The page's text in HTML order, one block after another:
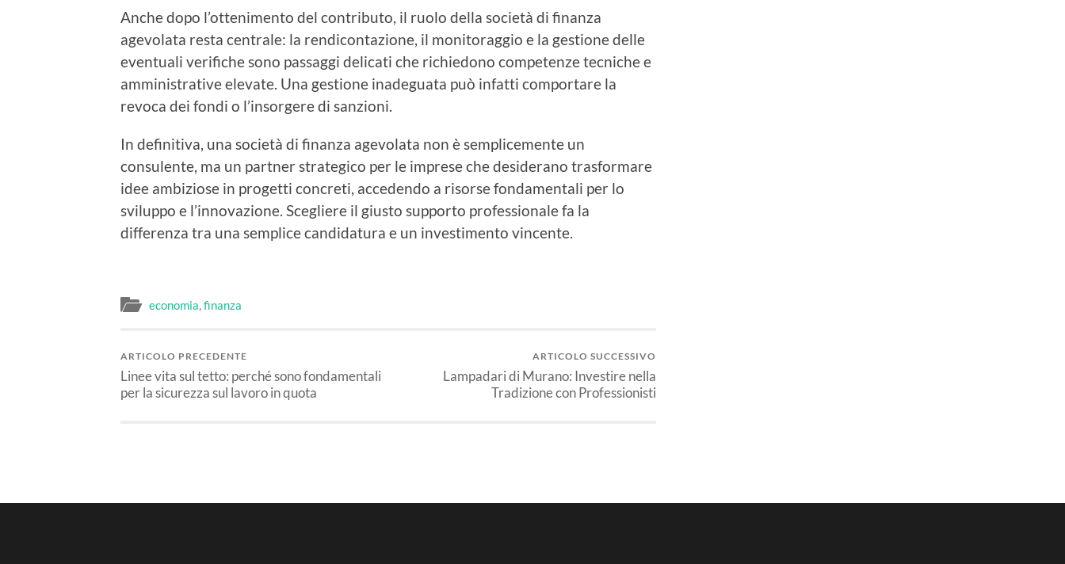
Anche dopo l’ottenimento del contributo, il ruolo della società di finanza
agevolata resta centrale: la rendicontazione, il monitoraggio e la gestione delle
eventuali verifichesono passaggi delicati che richiedono competenze tecniche e
amministrative elevate. Una gestione inadeguata può infatti comportare la
revoca dei fondi o l’insorgere di sanzioni.
In definitiva, una società di finanza agevolata non è semplicemente un
consulente, ma un partner strategico per le imprese che desiderano trasformare
idee ambiziose in progetti concreti, accedendo a risorse fondamentali per lo
sviluppo e l’innovazione. Scegliere il giusto supporto professionale fa la
differenza tra una semplice candidatura e un investimento vincente.
economia,finanza
ARTICOLO PRECEDENTE
Linee vita sul tetto: perché sono fondamentali
per la sicurezza sul lavoro in quota
ARTICOLO SUCCESSIVO
Lampadari di Murano: Investire nella
Tradizione con Professionisti